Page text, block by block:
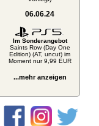
06.06.24
Im Sonderangebot
Saints Row (Day One
Edition) (AT, uncut) im
Moment nur 9,99 EUR
...mehr anzeigen